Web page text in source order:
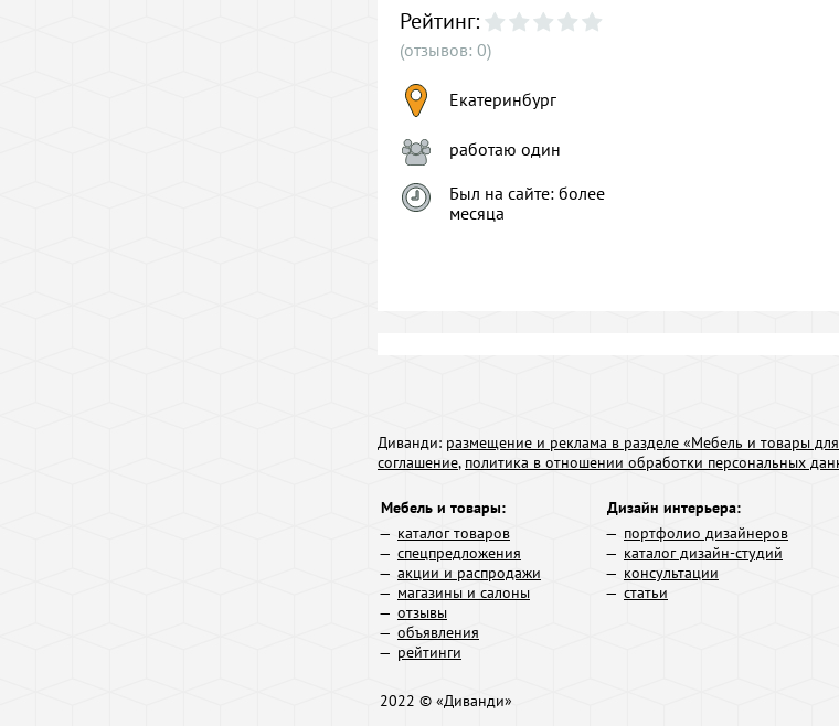
Рейтинг:
(отзывов: 0)
Екатеринбург
работаю один
Был на сайте: более
месяца
Диванди: размещение и реклама в разделе «Мебель и товары
соглашение, политика в отношении обработки персональных
Мебель и товары:
каталог товаров
спецпредложения
акции и распродажи
магазины и салоны
отзывы
объявления
рейтинги
Дизайн интерьера:
портфолио дизайнеров
каталог дизайн-студий
консультации
статьи
2022 © «Диванди»